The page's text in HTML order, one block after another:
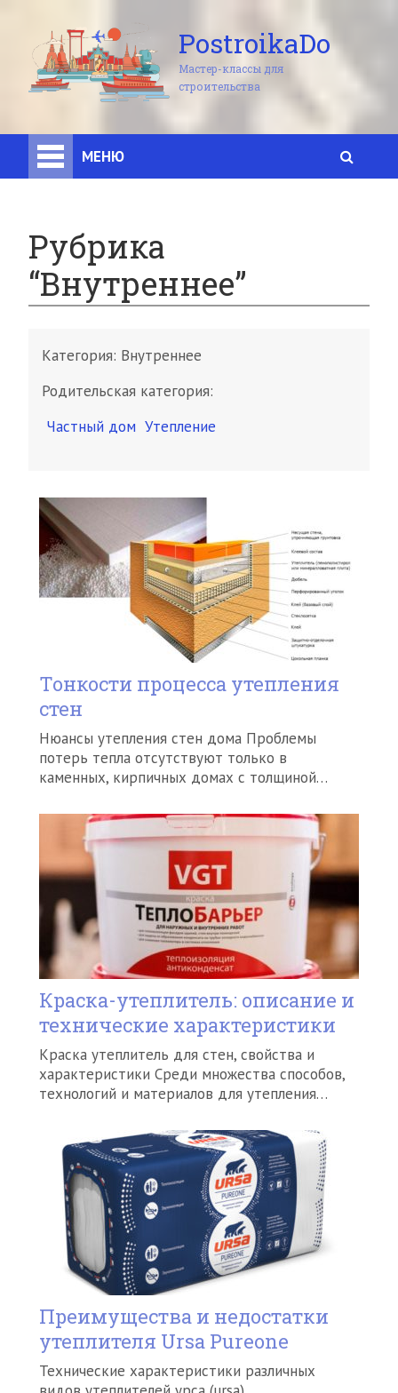
PostroikaDo
Мастер-классы для
строительства
МЕНЮ
Рубрика
“Внутреннее”
Категория: Внутреннее
Родительская категория:
Частный дом Утепление
Тонкости процесса утепления
стен
Нюансы утепления стен дома Проблемы
потерь тепла отсутствуют только в
каменных, кирпичных домах с толщиной…
Краска-утеплитель: описание и
технические характеристики
Краска утеплитель для стен, свойства и
характеристики Среди множества способов,
технологий и материалов для утепления…
Преимущества и недостатки
утеплителя Ursa Pureone
Технические характеристики различных